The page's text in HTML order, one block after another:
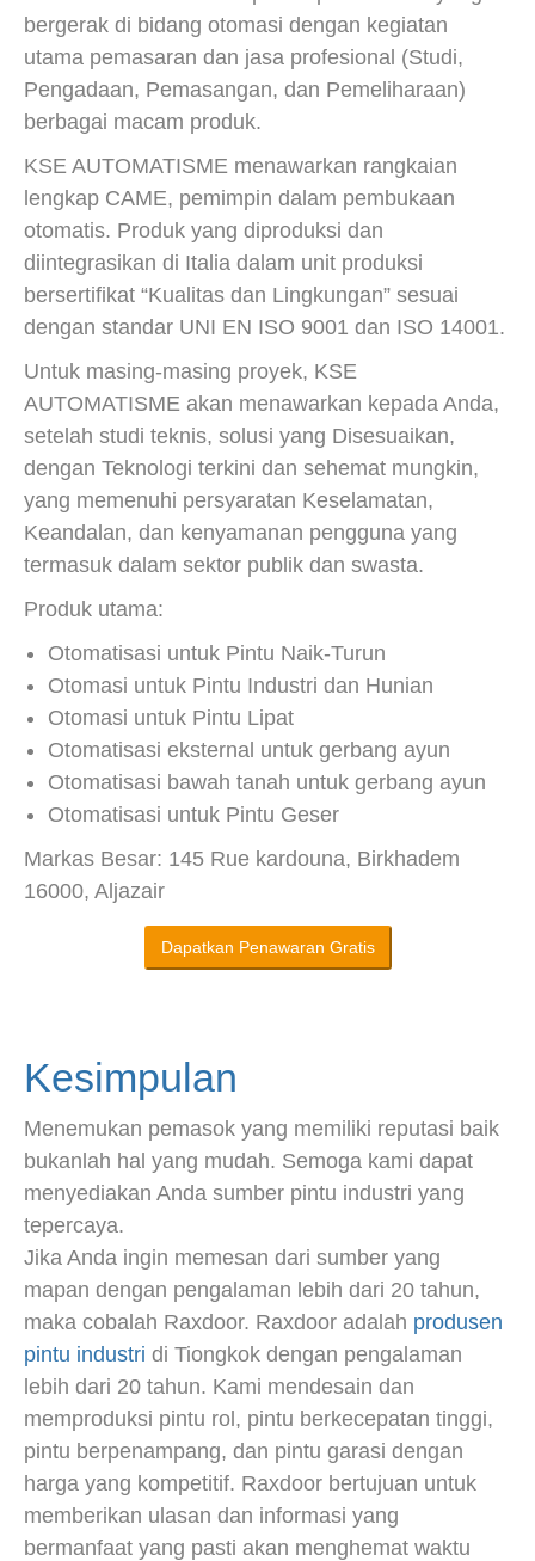
bergerak di bidang otomasi dengan kegiatan
utama pemasaran dan jasa profesional (Studi,
Pengadaan, Pemasangan, dan Pemeliharaan)
berbagai macam produk.
KSE AUTOMATISME menawarkan rangkaian
lengkap CAME, pemimpin dalam pembukaan
otomatis. Produk yang diproduksi dan
diintegrasikan di Italia dalam unit produksi
bersertifikat “Kualitas dan Lingkungan” sesuai
dengan standar UNI EN ISO 9001 dan ISO 14001.
Untuk masing-masing proyek, KSE
AUTOMATISME akan menawarkan kepada Anda,
setelah studi teknis, solusi yang Disesuaikan,
dengan Teknologi terkini dan sehemat mungkin,
yang memenuhi persyaratan Keselamatan,
Keandalan, dan kenyamanan pengguna yang
termasuk dalam sektor publik dan swasta.
Produk utama:
Otomatisasi untuk Pintu Naik-Turun
Otomasi untuk Pintu Industri dan Hunian
Otomasi untuk Pintu Lipat
Otomatisasi eksternal untuk gerbang ayun
Otomatisasi bawah tanah untuk gerbang ayun
Otomatisasi untuk Pintu Geser
Markas Besar: 145 Rue kardouna, Birkhadem
16000, Aljazair
Dapatkan Penawaran Gratis
Kesimpulan
Menemukan pemasok yang memiliki reputasi baik
bukanlah hal yang mudah. Semoga kami dapat
menyediakan Anda sumber pintu industri yang
tepercaya.
Jika Anda ingin memesan dari sumber yang
mapan dengan pengalaman lebih dari 20 tahun,
maka cobalah Raxdoor. Raxdoor adalah produsen
pintu industri di Tiongkok dengan pengalaman
lebih dari 20 tahun. Kami mendesain dan
memproduksi pintu rol, pintu berkecepatan tinggi,
pintu berpenampang, dan pintu garasi dengan
harga yang kompetitif. Raxdoor bertujuan untuk
memberikan ulasan dan informasi yang
bermanfaat yang pasti akan menghemat waktu